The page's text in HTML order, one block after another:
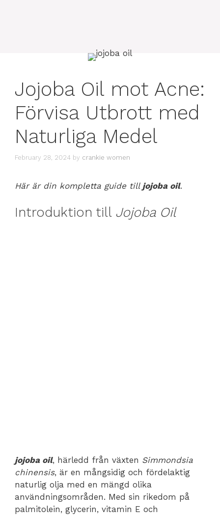
Jojoba Oil mot Acne:
Förvisa Utbrott med
Naturliga Medel
February 28, 2024 by crankie women
Här är din kompletta guide till jojoba oil.
Introduktion till Jojoba Oil
jojoba oil, härledd från växten Simmondsia
chinensis, är en mångsidig och fördelaktig
naturlig olja med en mängd olika
användningsområden. Med sin rikedom på
palmitolein, glycerin, vitamin E och